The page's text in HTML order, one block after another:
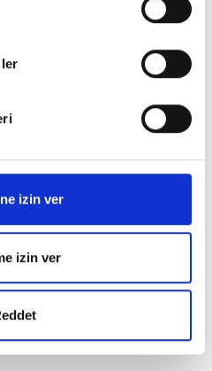
Kanunu uyarınca
kapsamında
faaliyetleri ile ilgili daha
izin ver
izin ver
Al